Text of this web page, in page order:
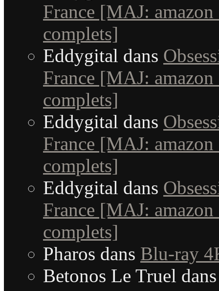
France [MAJ:
complets]
Eddygital dans
France [MAJ:
complets]
Eddygital dans
France [MAJ:
complets]
Eddygital dans
France [MAJ:
complets]
Pharos dans Blu-ray
Betonos Le Truel